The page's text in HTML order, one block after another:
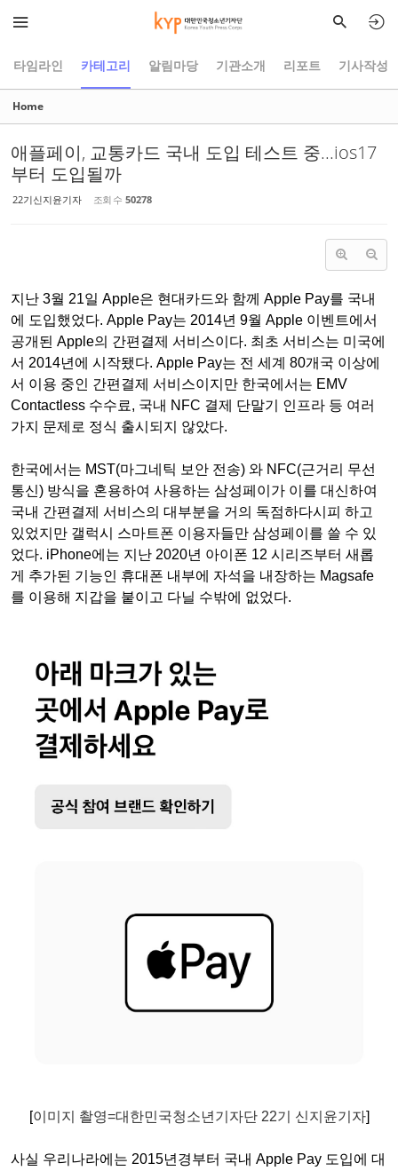
타임라인 카테고리 알림마당 기관소개 리포트 기사작성
Home
애플페이, 교통카드 국내 도입 테스트 중...ios17
부터 도입될까
22기신지윤기자 조회 수 50278
지난 3월 21일 Apple은 현대카드와 함께 Apple Pay를 국내
에 도입했었다. Apple Pay는 2014년 9월 Apple 이벤트에서
공개된 Apple의 간편결제 서비스이다. 최초 서비스는 미국에
서 2014년에 시작됐다. Apple Pay는 전 세계 80개국 이상에
서 이용 중인 간편결제 서비스이지만 한국에서는 EMV
Contactless 수수료, 국내 NFC 결제 단말기 인프라 등 여러
가지 문제로 정식 출시되지 않았다.
한국에서는 MST(마그네틱 보안 전송) 와 NFC(근거리 무선
통신) 방식을 혼용하여 사용하는 삼성페이가 이를 대신하여
국내 간편결제 서비스의 대부분을 거의 독점하다시피 하고
있었지만 갤럭시 스마트폰 이용자들만 삼성페이를 쓸 수 있
었다. iPhone에는 지난 2020년 아이폰 12 시리즈부터 새롭
게 추가된 기능인 휴대폰 내부에 자석을 내장하는 Magsafe
를 이용해 지갑을 붙이고 다닐 수밖에 없었다.
[이미지 촬영=대한민국청소년기자단 22기 신지윤기자]
사실 우리나라에는 2015년경부터 국내 Apple Pay 도입에 대
Sketchbook5, 스케치북5